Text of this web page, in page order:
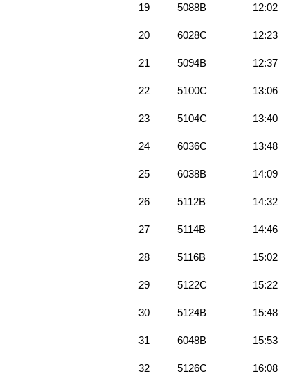
19 5088B 12:02
20 6028C 12:23
21 5094B 12:37
22 5100C 13:06
23 5104C 13:40
24 6036C 13:48
25 6038B 14:09
26 5112B 14:32
27 5114B 14:46
28 5116B 15:02
29 5122C 15:22
30 5124B 15:48
31 6048B 15:53
32 5126C 16:08